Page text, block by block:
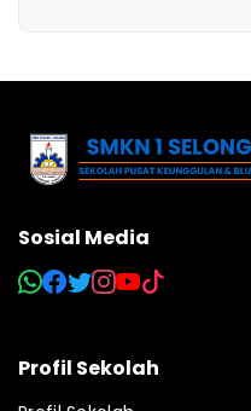
Sosial Media
Profil Sekolah